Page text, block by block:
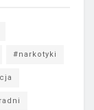
#narkotyki